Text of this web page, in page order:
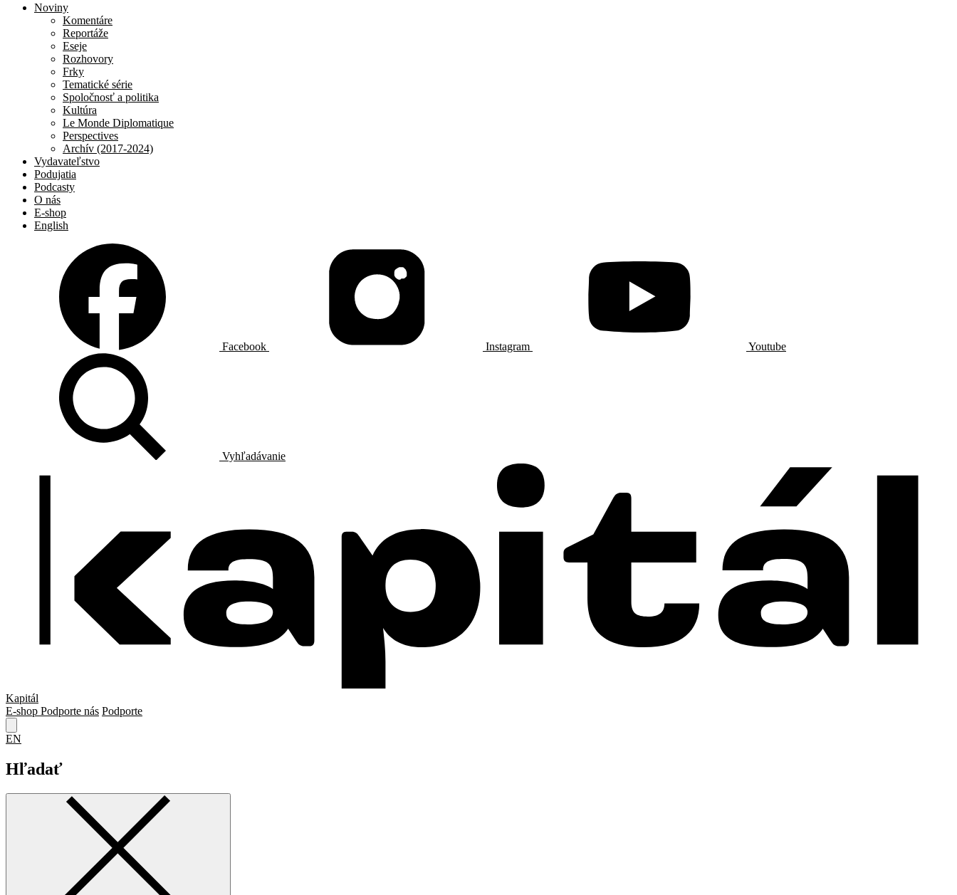
Noviny
Komentáre
Reportáže
Eseje
Rozhovory
Frky
Tematické série
Spoločnosť a politika
Kultúra
Le Monde Diplomatique
Perspectives
Archív (2017-2024)
Vydavateľstvo
Podujatia
Podcasty
O nás
E-shop
English
Facebook Instagram Youtube
Vyhľadávanie
Kapitál
E-shop Podporte nás Podporte
EN
Hľadať